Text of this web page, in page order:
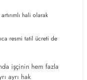
hali olarak
resmi tatil ücreti de
işçinin hem fazla
ayrı hak